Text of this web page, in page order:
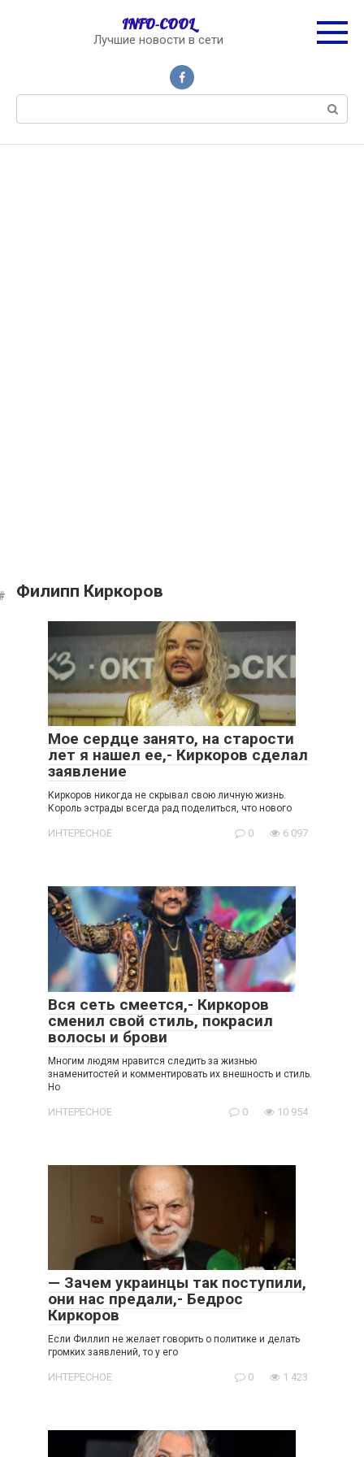
INFO-COOL
Лучшие новости в сети
Филипп Киркоров
Мое сердце занято, на старости
лет я нашел ее,- Киркоров сделал
заявление
Киркоров никогда не скрывал свою личную жизнь.
Король эстрады всегда рад поделиться, что нового
ИНТЕРЕСНОЕ 0 6 097
Вся сеть смеется,- Киркоров
сменил свой стиль, покрасил
волосы и брови
Многим людям нравится следить за жизнью
знаменитостей и комментировать их внешность и стиль.
Но
ИНТЕРЕСНОЕ 0 10 954
— Зачем украинцы так поступили,
они нас предали,- Бедрос
Киркоров
Если Филлип не желает говорить о политике и делать
громких заявлений, то у его
ИНТЕРЕСНОЕ 0 1 423